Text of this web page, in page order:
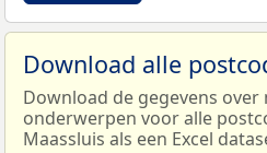
Download alle
Download de gegevens over
onderwerpen voor alle
Maassluis als een Excel